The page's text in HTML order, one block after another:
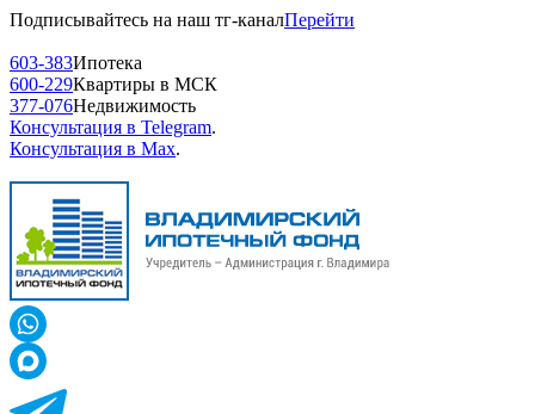
Подписывайтесь на наш тг-каналПерейти
603-383Ипотека
600-229Квартиры в МСК
377-076Недвижимость
Консультация в Telegram.
Консультация в Max.